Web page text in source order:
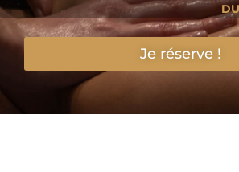
Je réserve !